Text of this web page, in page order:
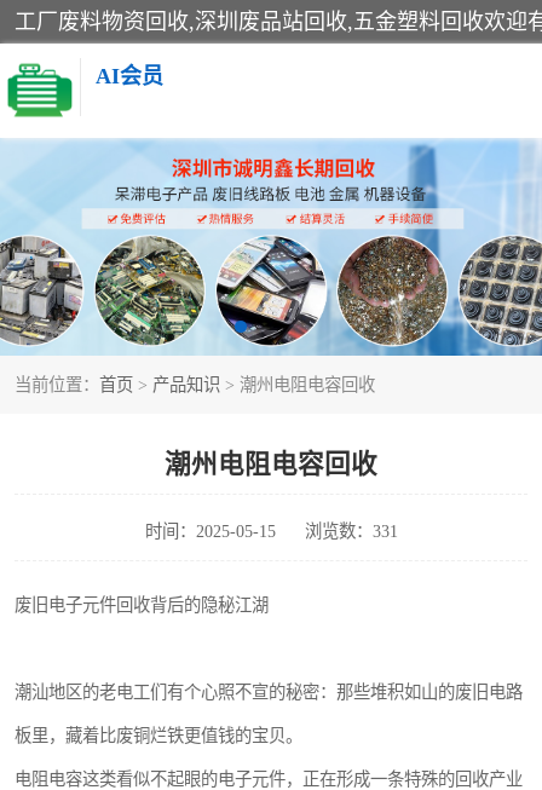
AI会员
当前位置： 首页 > 产品知识 > 潮州电阻电容回收
潮州电阻电容回收
时间：2025-05-15 浏览数：331
废旧电子元件回收背后的隐秘江湖
潮汕地区的老电工们有个心照不宣的秘密：那些堆积如山的废旧电路
板里，藏着比废铜烂铁更值钱的宝贝。
电阻电容这类看似不起眼的电子元件，正在形成一条特殊的回收产业
线路板回收
电子产品回收
金属回收